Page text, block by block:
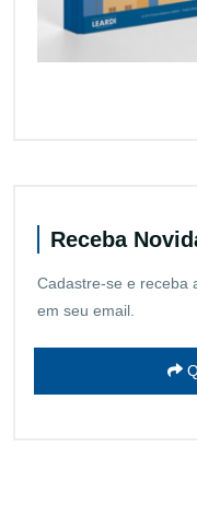
Receba
Cadastre-se e receba
em seu email.